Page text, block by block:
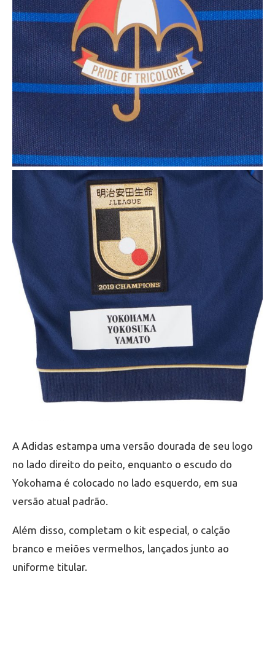
A Adidas estampa uma versão dourada de seu logo
no lado direito do peito, enquanto o escudo do
Yokohama é colocado no lado esquerdo, em sua
versão atual padrão.
Além disso, completam o kit especial, o calção
branco e meiões vermelhos, lançados junto ao
uniforme titular.